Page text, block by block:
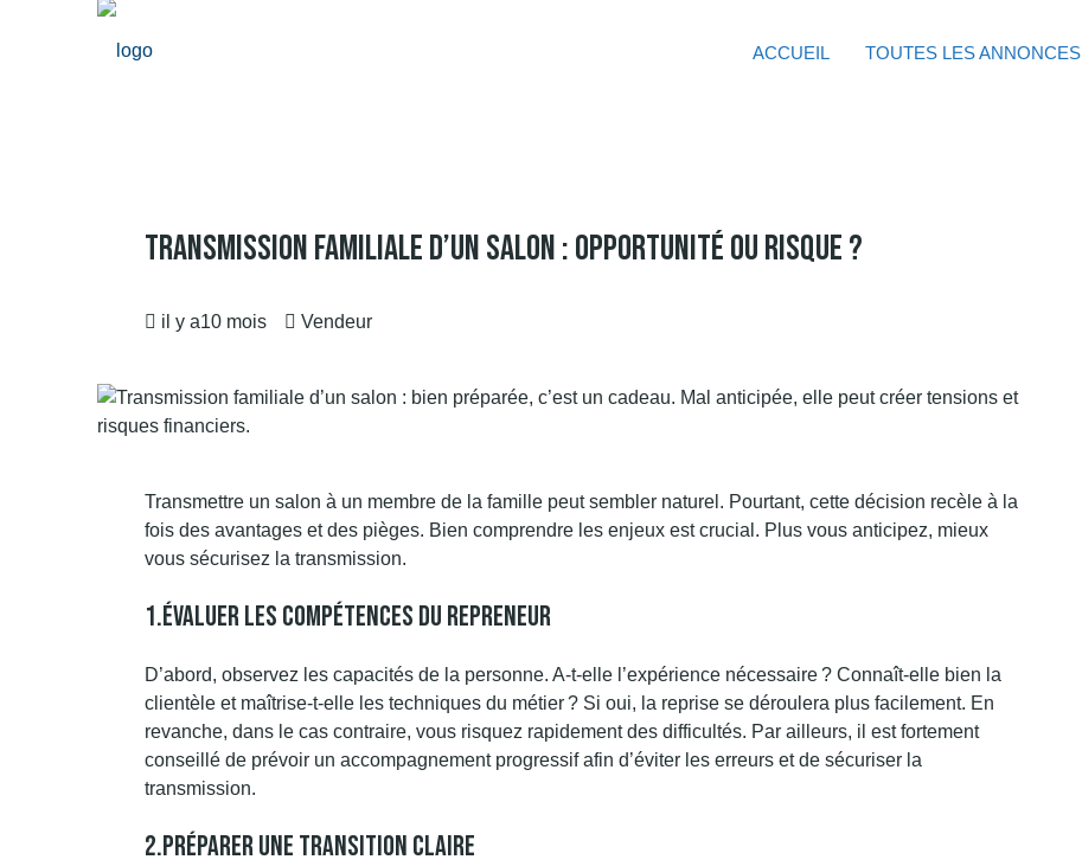
ACCUEIL TOUTES LES ANNONCES
Transmission Familiale D’un Salon : Opportunité Ou Risque ?
il y a10 mois Vendeur
Transmettre un salon à un membre de la famille peut sembler naturel. Pourtant, cette décision recèle à la
fois des avantages et des pièges. Bien comprendre les enjeux est crucial. Plus vous anticipez, mieux
vous sécurisez la transmission.
1.Évaluer Les Compétences Du Repreneur
D’abord, observez les capacités de la personne. A-t-elle l’expérience nécessaire ? Connaît-elle bien la
clientèle et maîtrise-t-elle les techniques du métier ? Si oui, la reprise se déroulera plus facilement. En
revanche, dans le cas contraire, vous risquez rapidement des difficultés. Par ailleurs, il est fortement
conseillé de prévoir un accompagnement progressif afin d’éviter les erreurs et de sécuriser la
transmission.
2.Préparer Une Transition Claire